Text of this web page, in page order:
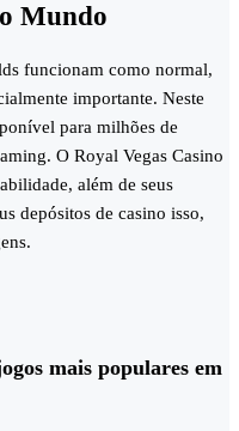
Mundo
funcionam como normal,
importante. Neste
para milhões de
O Royal Vegas Casino
além de seus
depósitos de casino isso,
mais populares em